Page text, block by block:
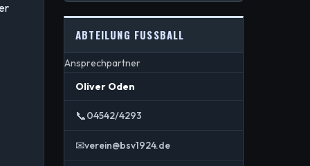
ABTEILUNG FUSSBALL
Ansprechpartner
Oliver Oden
📞04542/4293
✉verein@bsv1924.de